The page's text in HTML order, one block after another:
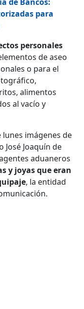
para
personales
de aseo
o para el
alimentos
al vacío y
imágenes de
Joaquín de
aduaneros
y joyas que eran
, la entidad